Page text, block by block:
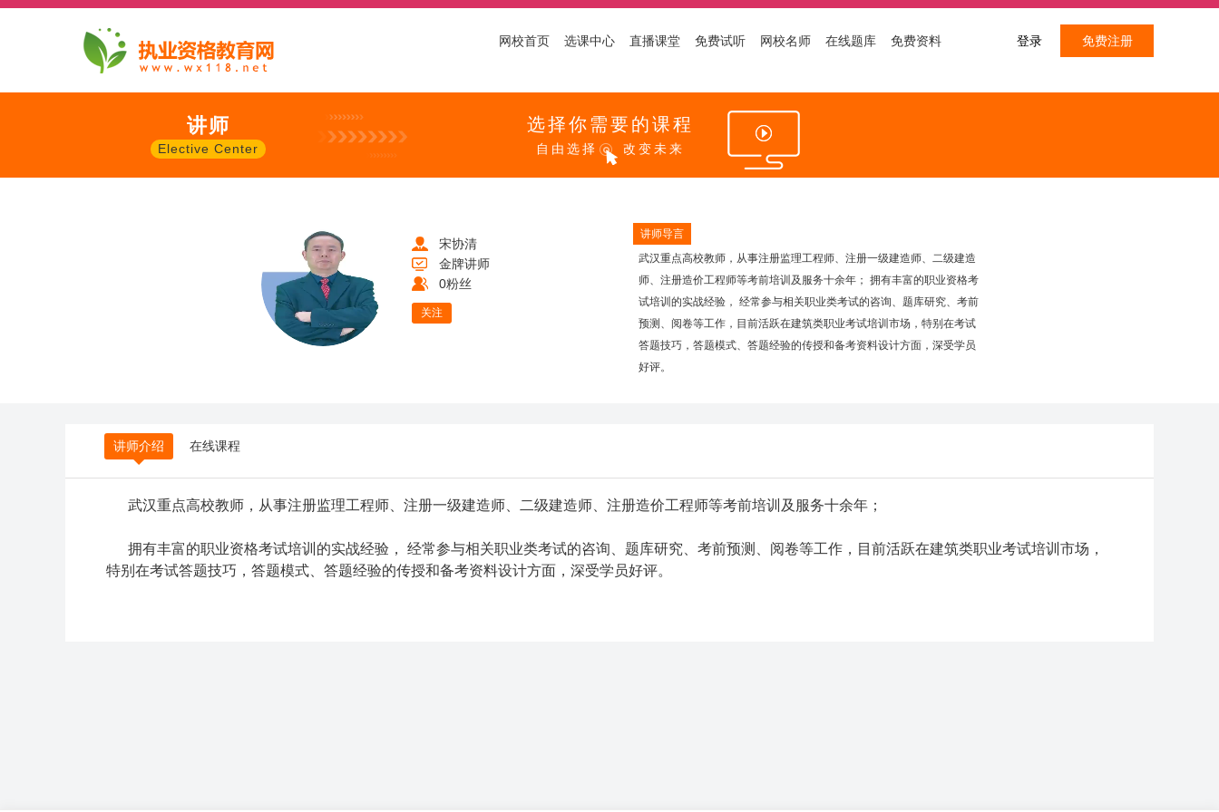
网校首页 选课中心 直播课堂 免费试听 网校名师 在线题库 免费资料 登录 免费注册
讲师
Elective Center
选择你需要的课程
自由选择 改变未来
宋协清
金牌讲师
0粉丝
关注
讲师导言
武汉重点高校教师，从事注册监理工程师、注册一级建造师、二级建造
师、注册造价工程师等考前培训及服务十余年； 拥有丰富的职业资格考
试培训的实战经验， 经常参与相关职业类考试的咨询、题库研究、考前
预测、阅卷等工作，目前活跃在建筑类职业考试培训市场，特别在考试
答题技巧，答题模式、答题经验的传授和备考资料设计方面，深受学员
好评。
讲师介绍 在线课程
武汉重点高校教师，从事注册监理工程师、注册一级建造师、二级建造师、注册造价工程师等考前培训及服务十余年；
拥有丰富的职业资格考试培训的实战经验， 经常参与相关职业类考试的咨询、题库研究、考前预测、阅卷等工作，目前活跃在建筑类职业考试培训市场，
特别在考试答题技巧，答题模式、答题经验的传授和备考资料设计方面，深受学员好评。